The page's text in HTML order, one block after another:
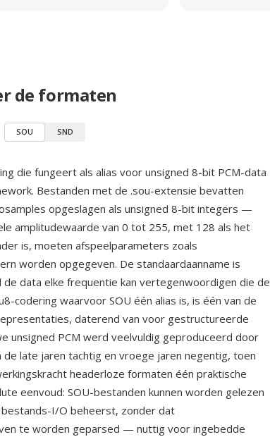
de formaten
SOU SND
die fungeert als alias voor unsigned 8-bit PCM-data
Bestanden met de .sou-extensie bevatten
opgeslagen als unsigned 8-bit integers —
amplitudewaarde van 0 tot 255, met 128 als het
is, moeten afspeelparameters zoals
worden opgegeven. De standaardaanname is
data elke frequentie kan vertegenwoordigen die de
codering waarvoor SOU één alias is, is één van de
daterend van voor gestructureerde
unsigned PCM werd veelvuldig geproduceerd door
de late jaren tachtig en vroege jaren negentig, toen
headerloze formaten één praktische
eenvoud: SOU-bestanden kunnen worden gelezen
I/O beheerst, zonder dat
te worden geparsed — nuttig voor ingebedde